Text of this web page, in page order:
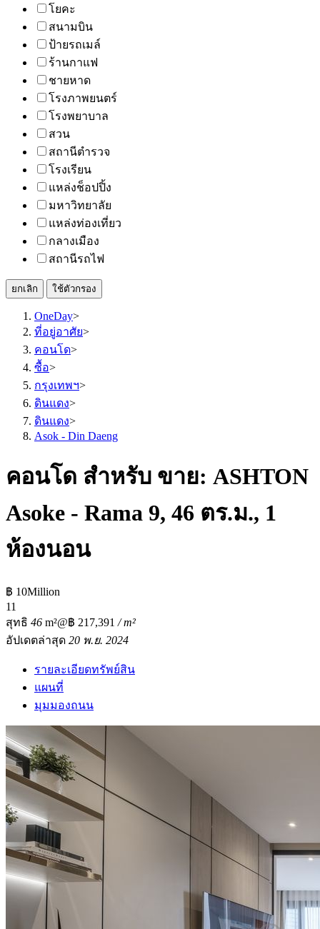
โยคะ
สนามบิน
ป้ายรถเมล์
ร้านกาแฟ
ชายหาด
โรงภาพยนตร์
โรงพยาบาล
สวน
สถานีตำรวจ
โรงเรียน
แหล่งช็อปปิ้ง
มหาวิทยาลัย
แหล่งท่องเที่ยว
กลางเมือง
สถานีรถไฟ
ยกเลิก ใช้ตัวกรอง
OneDay>
ที่อยู่อาศัย>
คอนโด>
ซื้อ>
กรุงเทพฯ>
ดินแดง>
ดินแดง>
Asok - Din Daeng
คอนโด สำหรับ ขาย: ASHTON
Asoke - Rama 9, 46 ตร.ม., 1
ห้องนอน
฿ 10Million
11
สุทธิ 46 m²@฿ 217,391 / m²
อัปเดตล่าสุด 20 พ.ย. 2024
รายละเอียดทรัพย์สิน
แผนที่
มุมมองถนน